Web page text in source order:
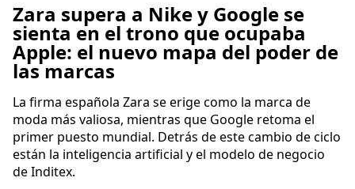
Zara supera a Nike y Google se
sienta en el trono que ocupaba
Apple: el nuevo mapa del poder de
las marcas
La firma española Zara se erige como la marca de
moda más valiosa, mientras que Google retoma el
primer puesto mundial. Detrás de este cambio de ciclo
están la inteligencia artificial y el modelo de negocio
de Inditex.